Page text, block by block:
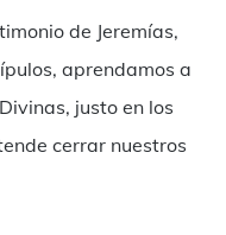
de Jeremías,
aprendamos a
justo en los
cerrar nuestros